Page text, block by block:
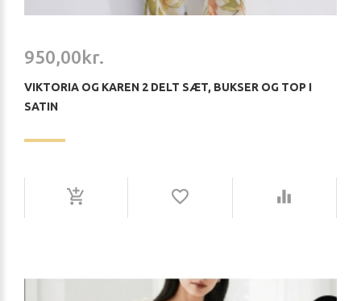
950,00kr.
VIKTORIA OG KAREN 2 DELT SÆT, BUKSER OG TOP I
SATIN